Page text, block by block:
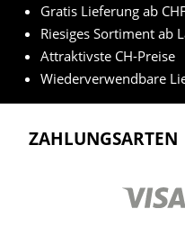
Gratis Lieferung ab
Riesiges Sortiment ab
Attraktivste CH-Preise
Wiederverwendbare
ZAHLUNGSARTEN